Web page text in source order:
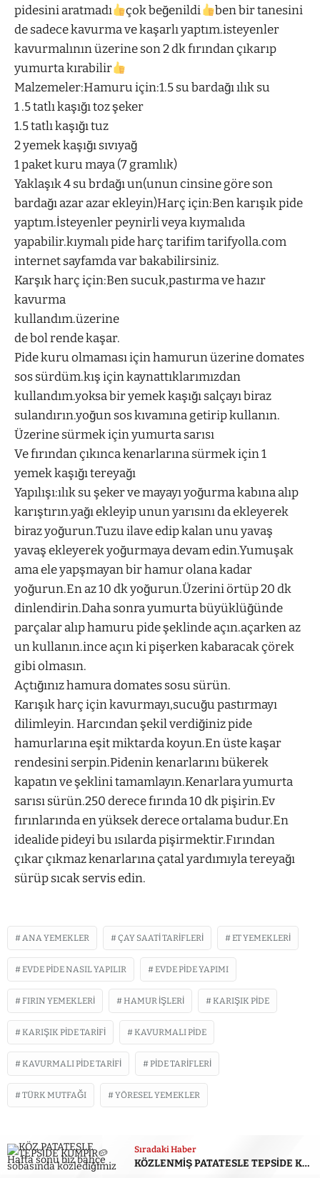
pidesini aratmadı
çok beğenildi
ben bir tanesini
de sadece kavurma ve kaşarlı yaptım.isteyenler
kavurmalının üzerine son 2 dk fırından çıkarıp
yumurta kırabilir
Malzemeler:Hamuru için:1.5 su bardağı ılık su
1 .5 tatlı kaşığı toz şeker
1.5 tatlı kaşığı tuz
2 yemek kaşığı sıvıyağ
1 paket kuru maya (7 gramlık)
Yaklaşık 4 su brdağı un(unun cinsine göre son
bardağı azar azar ekleyin)Harç için:Ben karışık pide
yaptım.İsteyenler peynirli veya kıymalıda
yapabilir.kıymalı pide harç tarifim tarifyolla.com
internet sayfamda var bakabilirsiniz.
Karşık harç için:Ben sucuk,pastırma ve hazır
kavurma
kullandım.üzerine
de bol rende kaşar.
Pide kuru olmaması için hamurun üzerine domates
sos sürdüm.kış için kaynattıklarımızdan
kullandım.yoksa bir yemek kaşığı salçayı biraz
sulandırın.yoğun sos kıvamına getirip kullanın.
Üzerine sürmek için yumurta sarısı
Ve fırından çıkınca kenarlarına sürmek için 1
yemek kaşığı tereyağı
Yapılışı:ılık su şeker ve mayayı yoğurma kabına alıp
karıştırın.yağı ekleyip unun yarısını da ekleyerek
biraz yoğurun.Tuzu ilave edip kalan unu yavaş
yavaş ekleyerek yoğurmaya devam edin.Yumuşak
ama ele yapşmayan bir hamur olana kadar
yoğurun.En az 10 dk yoğurun.Üzerini örtüp 20 dk
dinlendirin.Daha sonra yumurta büyüklüğünde
parçalar alıp hamuru pide şeklinde açın.açarken az
un kullanın.ince açın ki pişerken kabaracak çörek
gibi olmasın.
Açtığınız hamura domates sosu sürün.
Karışık harç için kavurmayı,sucuğu pastırmayı
dilimleyin. Harcından şekil verdiğiniz pide
hamurlarına eşit miktarda koyun.En üste kaşar
rendesini serpin.Pidenin kenarlarını bükerek
kapatın ve şeklini tamamlayın.Kenarlara yumurta
sarısı sürün.250 derece fırında 10 dk pişirin.Ev
fırınlarında en yüksek derece ortalama budur.En
idealide pideyi bu ısılarda pişirmektir.Fırından
çıkar çıkmaz kenarlarına çatal yardımıyla tereyağı
sürüp sıcak servis edin.
ANA YEMEKLER ÇAY SAATI TARIFLERI ET YEMEKLERI
EVDE PIDE NASIL YAPILIR EVDE PIDE YAPIMI
FIRIN YEMEKLERI HAMUR İŞLERI KARIŞIK PIDE
KARIŞIK PIDE TARIFI KAVURMALI PIDE
KAVURMALI PIDE TARIFI PIDE TARIFLERI
TÜRK MUTFAĞI YÖRESEL YEMEKLER
İLGİNİZİÇEKEBİLİRSıradaki Haber
KÖZLENMİŞ PATATESLE TEPSİDE KUMPİR